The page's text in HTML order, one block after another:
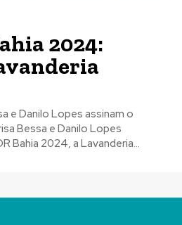
2024:
e Danilo Lopes assinam o
Bahia 2024, a Lavanderia...